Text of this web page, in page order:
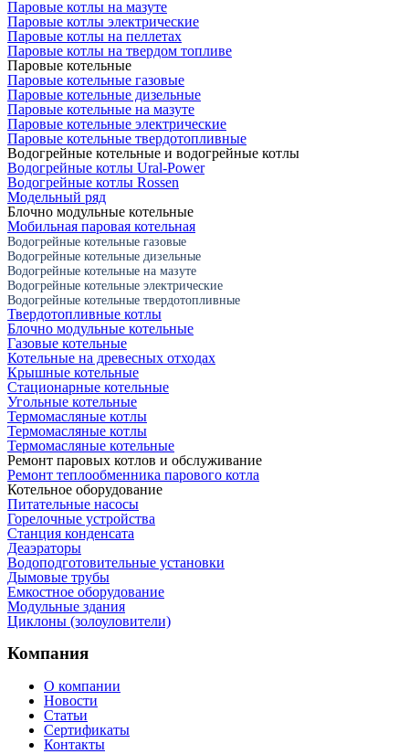
Паровые котлы на мазуте
Паровые котлы электрические
Паровые котлы на пеллетах
Паровые котлы на твердом топливе
Паровые котельные
Паровые котельные газовые
Паровые котельные дизельные
Паровые котельные на мазуте
Паровые котельные электрические
Паровые котельные твердотопливные
Водогрейные котельные и водогрейные котлы
Водогрейные котлы Ural-Power
Водогрейные котлы Rossen
Модельный ряд
Блочно модульные котельные
Мобильная паровая котельная
Водогрейные котельные газовые
Водогрейные котельные дизельные
Водогрейные котельные на мазуте
Водогрейные котельные электрические
Водогрейные котельные твердотопливные
Твердотопливные котлы
Блочно модульные котельные
Газовые котельные
Котельные на древесных отходах
Крышные котельные
Стационарные котельные
Угольные котельные
Термомасляные котлы
Термомасляные котлы
Термомасляные котельные
Ремонт паровых котлов и обслуживание
Ремонт теплообменника парового котла
Котельное оборудование
Питательные насосы
Горелочные устройства
Станция конденсата
Деаэраторы
Водоподготовительные установки
Дымовые трубы
Емкостное оборудование
Mодульные здания
Циклоны (золоуловители)
Компания
О компании
Новости
Статьи
Сертификаты
Контакты